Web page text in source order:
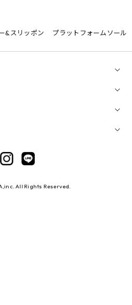
&スリッポン プラットフォームソール
All Rights Reserved.